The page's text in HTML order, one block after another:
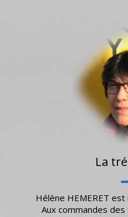
La
Hélène HEMERET
Aux commandes